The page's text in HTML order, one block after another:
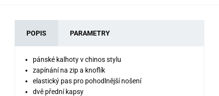
POPIS PARAMETRY
pánské kalhoty v chinos stylu
zapínání na zip a knoflík
elastický pas pro pohodlnější nošení
dvě přední kapsy